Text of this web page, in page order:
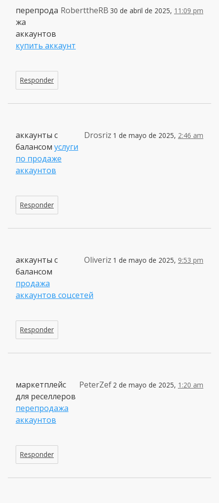
RoberttheRB 30 de abril de 2025, 11:09 pm
перепрода
жа
аккаунтов
купить аккаунт
Responder
Drosriz 1 de mayo de 2025, 2:46 am
аккаунты с
балансом услуги
по продаже
аккаунтов
Responder
Oliveriz 1 de mayo de 2025, 9:53 pm
аккаунты с
балансом
продажа
аккаунтов соцсетей
Responder
PeterZef 2 de mayo de 2025, 1:20 am
маркетплейс
для реселлеров
перепродажа
аккаунтов
Responder